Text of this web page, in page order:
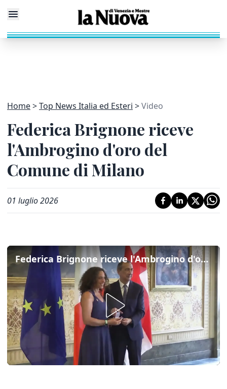
Home Top News Italia ed Esteri Video
Federica Brignone riceve
l'Ambrogino d'oro del
Comune di Milano
01 luglio 2026
Federica Brignone riceve l'Ambrogino d'oro del Comune di Milano